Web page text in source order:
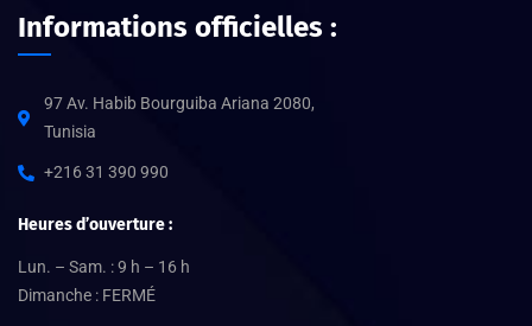
Informations officielles :
97 Av. Habib Bourguiba Ariana 2080,
Tunisia
+216 31 390 990
Heures d’ouverture :
Lun. – Sam. : 9 h – 16 h
Dimanche : FERMÉ